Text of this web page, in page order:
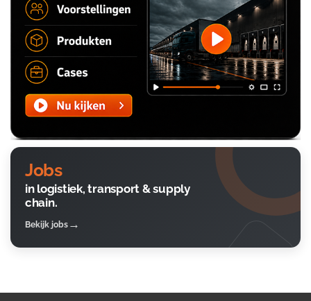
Jobs
in logistiek, transport & supply
chain.
Bekijk jobs